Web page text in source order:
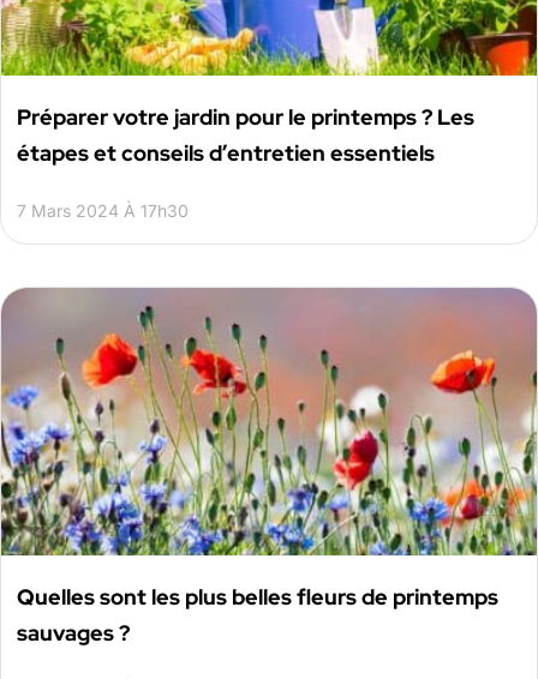
Préparer votre jardin pour le printemps ? Les
étapes et conseils d’entretien essentiels
7 Mars 2024 À 17h30
Quelles sont les plus belles fleurs de printemps
sauvages ?